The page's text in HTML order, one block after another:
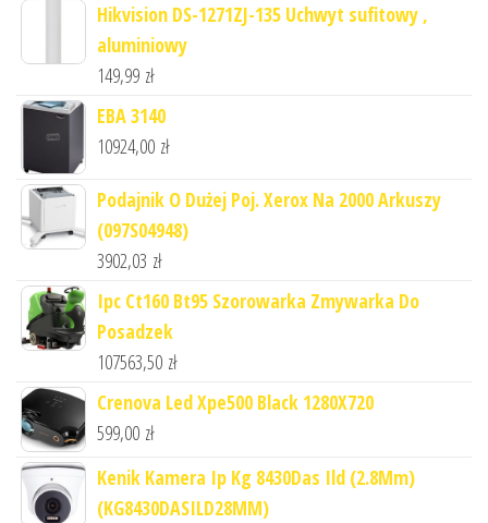
Hikvision DS-1271ZJ-135 Uchwyt sufitowy ,
aluminiowy
149,99 zł
EBA 3140
10924,00 zł
Podajnik O Dużej Poj. Xerox Na 2000 Arkuszy
(097S04948)
3902,03 zł
Ipc Ct160 Bt95 Szorowarka Zmywarka Do
Posadzek
107563,50 zł
Crenova Led Xpe500 Black 1280X720
599,00 zł
Kenik Kamera Ip Kg 8430Das Ild (2.8Mm)
(KG8430DASILD28MM)